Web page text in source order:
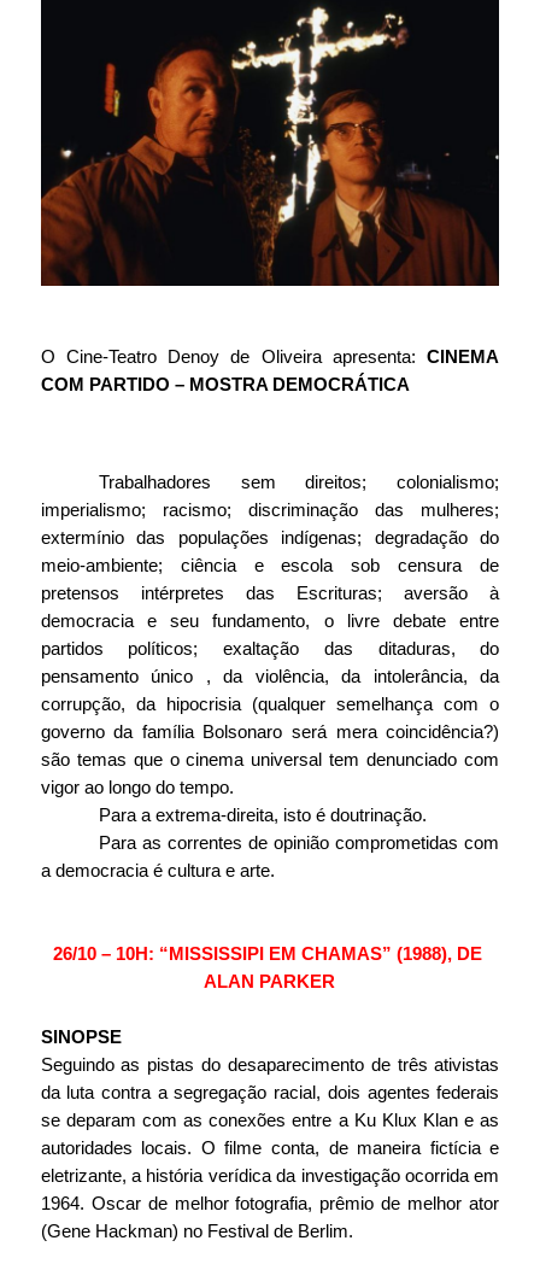
O Cine-Teatro Denoy de Oliveira apresenta: CINEMA
COM PARTIDO – MOSTRA DEMOCRÁTICA
Trabalhadores sem direitos; colonialismo;
imperialismo; racismo; discriminação das mulheres;
extermínio das populações indígenas; degradação do
meio-ambiente; ciência e escola sob censura de
pretensos intérpretes das Escrituras; aversão à
democracia e seu fundamento, o livre debate entre
partidos políticos; exaltação das ditaduras, do
pensamento único , da violência, da intolerância, da
corrupção, da hipocrisia (qualquer semelhança com o
governo da família Bolsonaro será mera coincidência?)
são temas que o cinema universal tem denunciado com
vigor ao longo do tempo.
Para a extrema-direita, isto é doutrinação.
Para as correntes de opinião comprometidas com
a democracia é cultura e arte.
26/10 – 10H: “MISSISSIPI EM CHAMAS” (1988), DE
ALAN PARKER
SINOPSE
Seguindo as pistas do desaparecimento de três ativistas
da luta contra a segregação racial, dois agentes federais
se deparam com as conexões entre a Ku Klux Klan e as
autoridades locais. O filme conta, de maneira fictícia e
eletrizante, a história verídica da investigação ocorrida em
1964. Oscar de melhor fotografia, prêmio de melhor ator
(Gene Hackman) no Festival de Berlim.